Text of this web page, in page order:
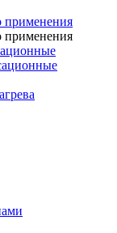
применения
применения